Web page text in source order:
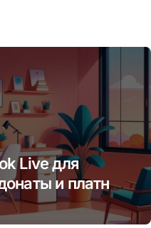
Live для
и платные